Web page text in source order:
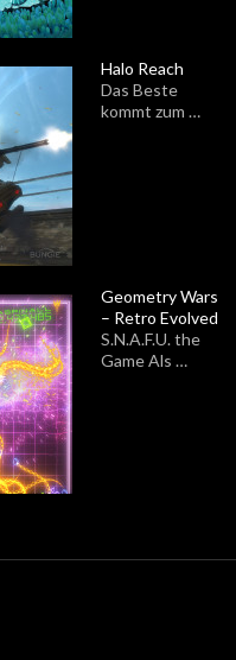
Halo Reach
Das Beste
kommt zum …
Geometry Wars
– Retro Evolved
S.N.A.F.U. the
Game Als …